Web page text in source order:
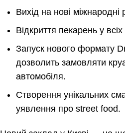
Вихід на нові міжнародні
Відкриття пекарень у всіх
Запуск нового формату
дозволить замовляти
автомобіля.
Створення унікальних
уявлення про street food.